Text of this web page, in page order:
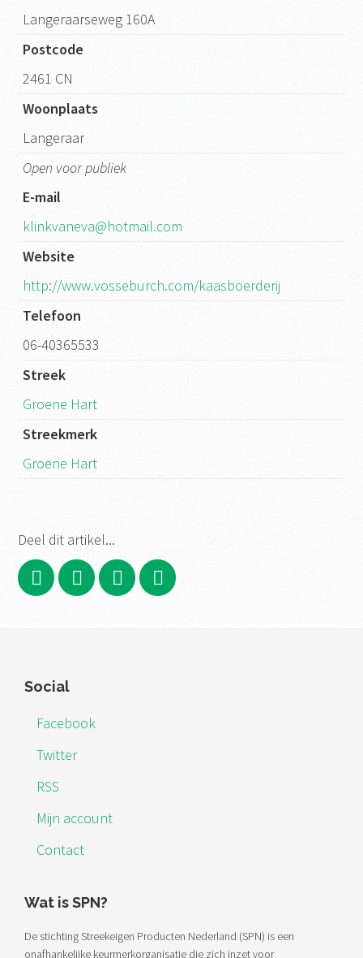
Langeraarseweg 160A
Postcode
2461 CN
Woonplaats
Langeraar
Open voor publiek
E-mail
klinkvaneva@hotmail.com
Website
http://www.vosseburch.com/kaasboerderij
Telefoon
06-40365533
Streek
Groene Hart
Streekmerk
Groene Hart
Deel dit artikel...
Footer
Social
Facebook
Twitter
RSS
Mijn account
Contact
Wat is SPN?
De stichting Streekeigen Producten Nederland (SPN) is een
onafhankelijke keurmerkorganisatie die zich inzet voor